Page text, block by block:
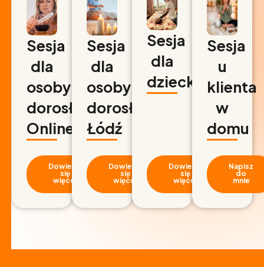
Sesja
dla
osoby
dorosłej
Online
Dowiedz
się
więcej
Sesja
dla
osoby
dorosłej
Łódź
Dowiedz
się
więcej
Sesja
dla
dziecka
Dowiedz
się
więcej
Sesja
u
klienta
w
domu
Napisz
do
mnie